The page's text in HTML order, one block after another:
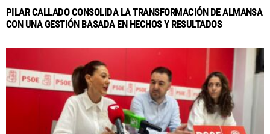
PILAR CALLADO CONSOLIDA LA TRANSFORMACIÓN DE ALMANSA
CON UNA GESTIÓN BASADA EN HECHOS Y RESULTADOS